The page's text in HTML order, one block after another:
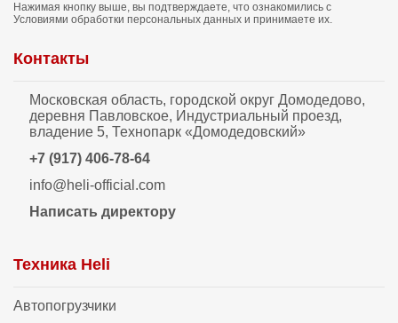
Нажимая кнопку выше, вы подтверждаете, что ознакомились с
Условиями обработки персональных данных и принимаете их.
Контакты
Московская область, городской округ Домодедово,
деревня Павловское, Индустриальный проезд,
владение 5, Технопарк «Домодедовский»
+7 (917) 406-78-64
info@heli-official.com
Написать директору
Техника Heli
Автопогрузчики